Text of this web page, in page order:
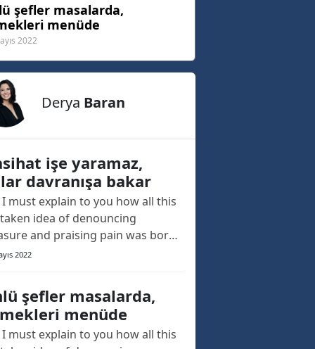
şefler masalarda,
menüde
2022
Derya Baran
işe yaramaz,
davranışa bakar
I must explain to you how all this
idea of denouncing
and praising pain was born
I will give you a complete account
teachings of the great explorer
truth, the master-builder of
happiness. The languages
differ in th...
2022
şefler masalarda,
menüde
I must explain to you how all this